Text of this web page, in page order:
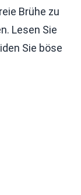
Brühe zu
Lesen Sie
Sie böse